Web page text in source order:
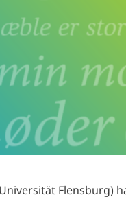
Flensburg)